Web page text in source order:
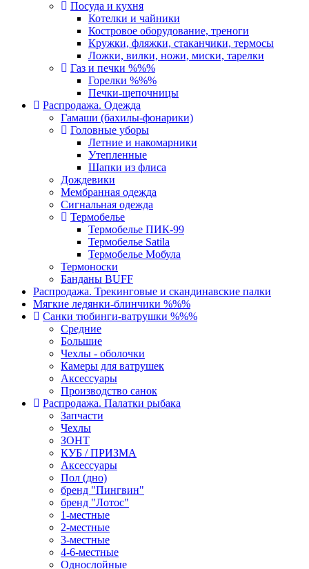
Посуда и кухня
Котелки и чайники
Костровое оборудование, треноги
Кружки, фляжки, стаканчики, термосы
Ложки, вилки, ножи, миски, тарелки
Газ и печки %%%
Горелки %%%
Печки-щепочницы
Распродажа. Одежда
Гамаши (бахилы-фонарики)
Головные уборы
Летние и накомарники
Утепленные
Шапки из флиса
Дождевики
Мембранная одежда
Сигнальная одежда
Термобелье
Термобелье ПИК-99
Термобелье Satila
Термобелье Мобула
Термоноски
Банданы BUFF
Распродажа. Трекинговые и скандинавские палки
Мягкие ледянки-блинчики %%%
Санки тюбинги-ватрушки %%%
Средние
Большие
Чехлы - оболочки
Камеры для ватрушек
Аксессуары
Производство санок
Распродажа. Палатки рыбака
Запчасти
Чехлы
ЗОНТ
КУБ / ПРИЗМА
Аксессуары
Пол (дно)
бренд "Пингвин"
бренд "Лотос"
1-местные
2-местные
3-местные
4-6-местные
Однослойные